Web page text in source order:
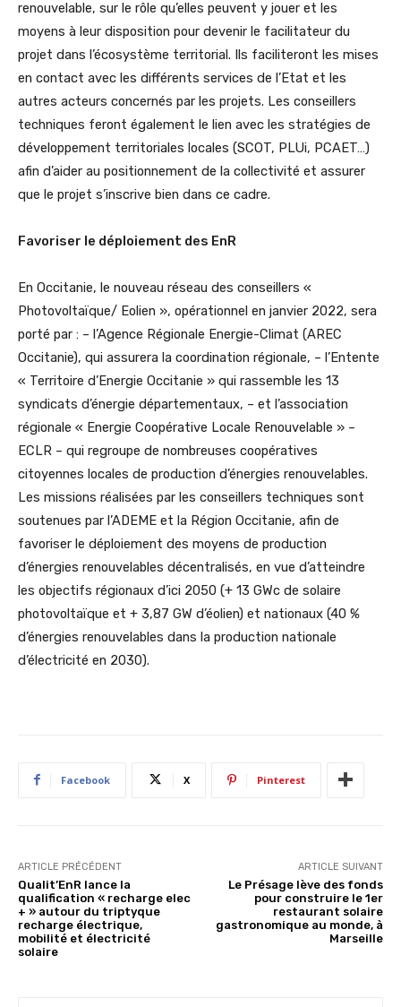
renouvelable, sur le rôle qu’elles peuvent y jouer et les
moyens à leur disposition pour devenir le facilitateur du
projet dans l’écosystème territorial. Ils faciliteront les mises
en contact avec les différents services de l’Etat et les
autres acteurs concernés par les projets. Les conseillers
techniques feront également le lien avec les stratégies de
développement territoriales locales (SCOT, PLUi, PCAET…)
afin d’aider au positionnement de la collectivité et assurer
que le projet s’inscrive bien dans ce cadre.
Favoriser le déploiement des EnR
En Occitanie, le nouveau réseau des conseillers «
Photovoltaïque/ Eolien », opérationnel en janvier 2022, sera
porté par : – l’Agence Régionale Energie-Climat (AREC
Occitanie), qui assurera la coordination régionale, – l’Entente
« Territoire d’Energie Occitanie » qui rassemble les 13
syndicats d’énergie départementaux, – et l’association
régionale « Energie Coopérative Locale Renouvelable » –
ECLR – qui regroupe de nombreuses coopératives
citoyennes locales de production d’énergies renouvelables.
Les missions réalisées par les conseillers techniques sont
soutenues par l’ADEME et la Région Occitanie, afin de
favoriser le déploiement des moyens de production
d’énergies renouvelables décentralisés, en vue d’atteindre
les objectifs régionaux d’ici 2050 (+ 13 GWc de solaire
photovoltaïque et + 3,87 GW d’éolien) et nationaux (40 %
d’énergies renouvelables dans la production nationale
d’électricité en 2030).
Facebook X Pinterest
ARTICLE PRÉCÉDENT
Qualit’EnR lance la
qualification « recharge elec
+ » autour du triptyque
recharge électrique,
mobilité et électricité
solaire
ARTICLE SUIVANT
Le Présage lève des fonds
pour construire le 1er
restaurant solaire
gastronomique au monde, à
Marseille